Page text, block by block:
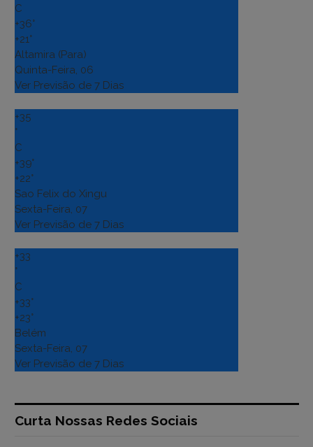
C
+36°
+21°
Altamira (Para)
Quinta-Feira, 06
Ver Previsão de 7 Dias
+35
°
C
+39°
+22°
Sao Felix do Xingu
Sexta-Feira, 07
Ver Previsão de 7 Dias
+33
°
C
+33°
+23°
Belém
Sexta-Feira, 07
Ver Previsão de 7 Dias
Curta Nossas Redes Sociais